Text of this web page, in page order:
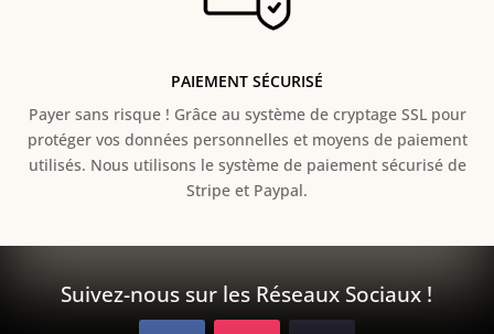
PAIEMENT SÉCURISÉ
Payer sans risque ! Grâce au système de cryptage SSL pour
protéger vos données personnelles et moyens de paiement
utilisés. Nous utilisons le système de paiement sécurisé de
Stripe et Paypal.
Suivez-nous sur les Réseaux Sociaux !